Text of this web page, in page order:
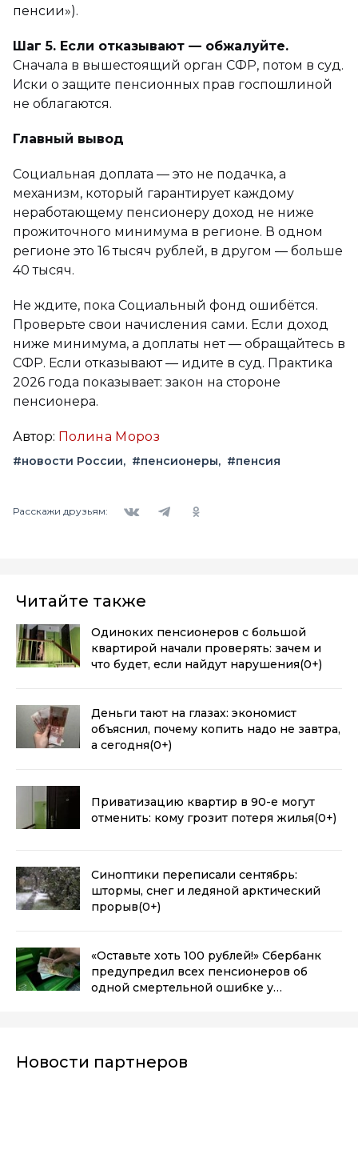
пенсии»).
Шаг 5. Если отказывают — обжалуйте.
Сначала в вышестоящий орган СФР, потом в суд.
Иски о защите пенсионных прав госпошлиной
не облагаются.
Главный вывод
Социальная доплата — это не подачка, а
механизм, который гарантирует каждому
неработающему пенсионеру доход не ниже
прожиточного минимума в регионе. В одном
регионе это 16 тысяч рублей, в другом — больше
40 тысяч.
Не ждите, пока Социальный фонд ошибётся.
Проверьте свои начисления сами. Если доход
ниже минимума, а доплаты нет — обращайтесь в
СФР. Если отказывают — идите в суд. Практика
2026 года показывает: закон на стороне
пенсионера.
Автор: Полина Мороз
#новости России #пенсионеры #пенсия
Расскажи друзьям:
Читайте также
Одиноких пенсионеров с большой
квартирой начали проверять: зачем и
что будет, если найдут нарушения(0+)
Деньги тают на глазах: экономист
объяснил, почему копить надо не завтра,
а сегодня(0+)
Приватизацию квартир в 90-е могут
отменить: кому грозит потеря жилья(0+)
Синоптики переписали сентябрь:
штормы, снег и ледяной арктический
прорыв(0+)
«Оставьте хоть 100 рублей!» Сбербанк
предупредил всех пенсионеров об
одной смертельной ошибке у
Новости партнеров